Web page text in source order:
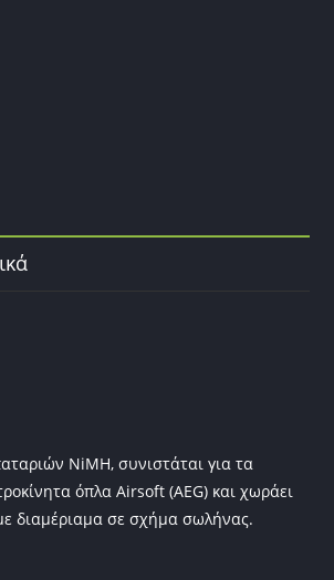
NiMH, συνιστάται για τα
όπλα Airsoft (AEG) και χωράει
διαμέριαμα σε σχήμα σωλήνας.